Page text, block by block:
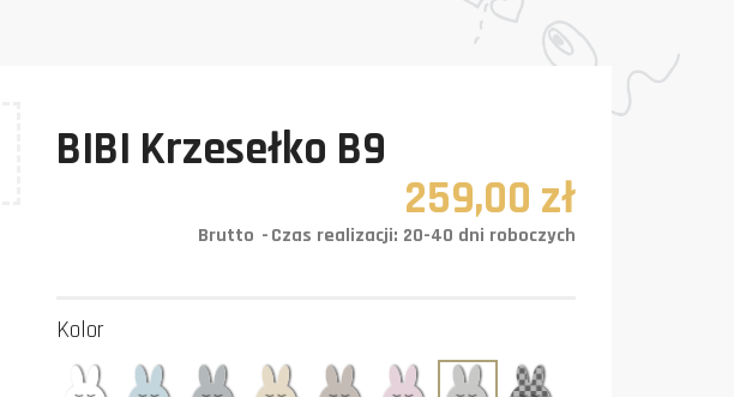
BIBI Krzesełko B9
259,00 zł
Brutto Czas realizacji: 20-40 dni roboczych
Kolor
Biały Błękit Grafit Krem Mastik Róż Szary